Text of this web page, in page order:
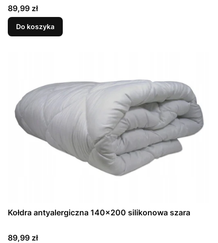
Cena
89,99 zł
Do koszyka
Kołdra antyalergiczna 140x200 silikonowa szara
Cena
89,99 zł